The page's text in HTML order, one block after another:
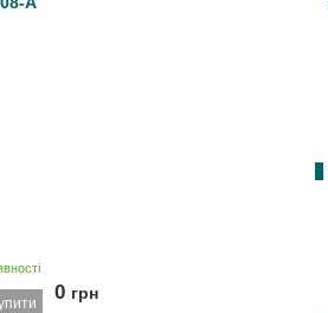
0 грн